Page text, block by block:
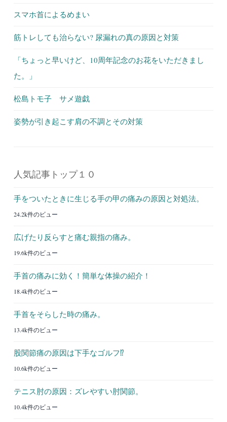
スマホ首によるめまい
筋トレしても治らない? 尿漏れの真の原因と対策
「ちょっと早いけど、10周年記念のお花をいただきまし
た。」
松島トモ子 サメ遊戯
姿勢が引き起こす肩の不調とその対策
人気記事トップ１０
手をついたときに生じる手の甲の痛みの原因と対処法。
24.2k件のビュー
広げたり反らすと痛む親指の痛み。
19.6k件のビュー
手首の痛みに効く！簡単な体操の紹介！
18.4k件のビュー
手首をそらした時の痛み。
13.4k件のビュー
股関節痛の原因は下手なゴルフ⁉︎
10.6k件のビュー
テニス肘の原因：ズレやすい肘関節。
10.4k件のビュー